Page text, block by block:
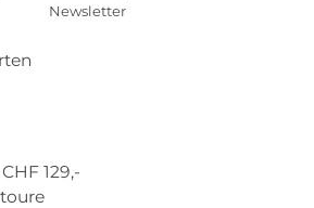
Newsletter
129,-